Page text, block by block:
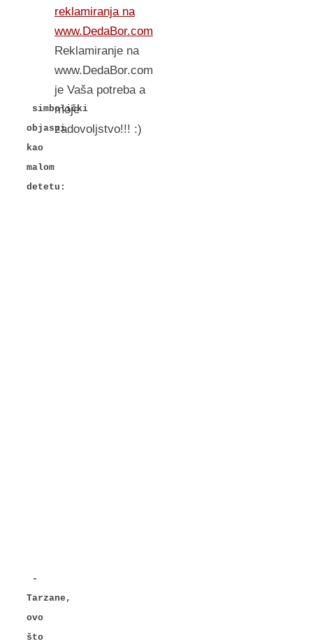
simbolički
objasni
kao
malom
detetu:
-
Tarzane,
ovo
što
reklamiranja na
www.DedaBor.com
Reklamiranje na
www.DedaBor.com
je Vaša potreba a
moje
zadovoljstvo!!! :)